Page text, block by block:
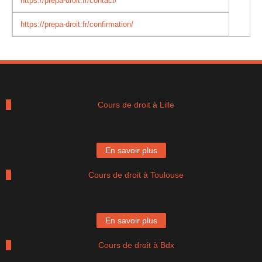
https://prepa-droit.fr/confirmation/
Cours de droit à Lille
En savoir plus
Cours de droit à Toulouse
En savoir plus
Cours de droit à Bdx